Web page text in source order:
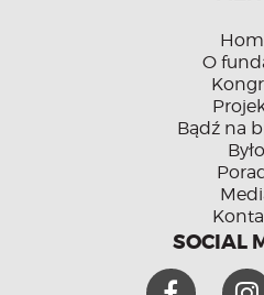
O
Bądź na
Było
SOCIAL